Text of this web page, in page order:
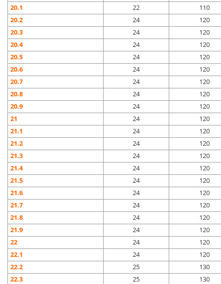
20.1
22
110
20.2
24
120
20.3
24
120
20.4
24
120
20.5
24
120
20.6
24
120
20.7
24
120
20.8
24
120
20.9
24
120
21
24
120
21.1
24
120
21.2
24
120
21.3
24
120
21.4
24
120
21.5
24
120
21.6
24
120
21.7
24
120
21.8
24
120
21.9
24
120
22
24
120
22.1
24
120
22.2
25
130
22.3
25
130